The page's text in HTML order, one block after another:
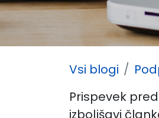
Vsi blogi
Prispevek
izboljšavi